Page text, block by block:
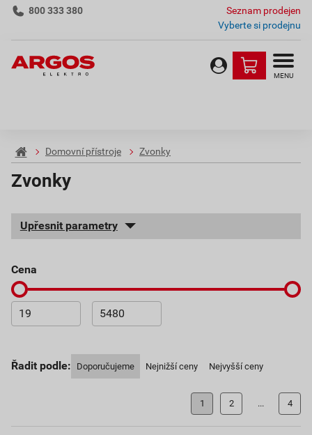
800 333 380
Seznam prodejen
Vyberte si prodejnu
MENU
Domovní přístroje Zvonky
Zvonky
Upřesnit parametry
cena
Řadit podle: Doporučujeme Nejnižší ceny Nejvyšší ceny
1 2 ... 4